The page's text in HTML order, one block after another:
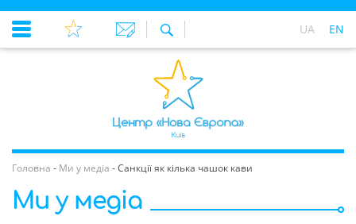
UA EN
Головна - Ми у медіа -Санкції як кілька чашок кави
Ми у медіа